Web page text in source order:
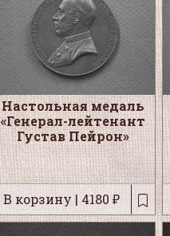
Настольная медаль
«Генерал-лейтенант
Густав Пейрон»
В корзину | 4180 ₽